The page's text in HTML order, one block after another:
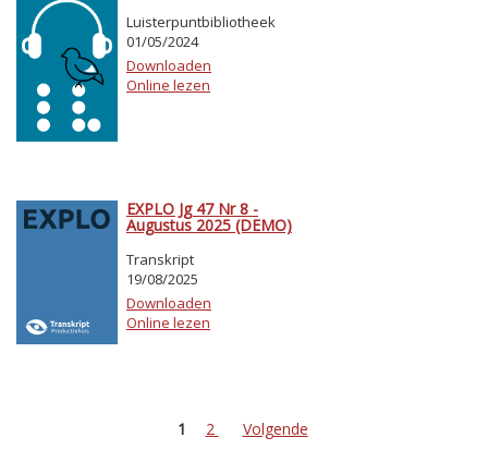
Luisterpuntbibliotheek
01/05/2024
Downloaden
Online lezen
EXPLO Jg 47 Nr 8 -
Augustus 2025 (DEMO)
Transkript
19/08/2025
Downloaden
Online lezen
1 2 Volgende